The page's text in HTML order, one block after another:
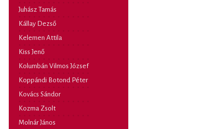
Juhász Tamás
Kállay Dezső
Kelemen Attila
Kiss Jenő
Kolumbán Vilmos József
Koppándi Botond Péter
Kovács Sándor
Kozma Zsolt
Molnár János